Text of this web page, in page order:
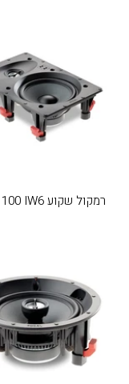
רמקול שקוע Focal 100 IW6